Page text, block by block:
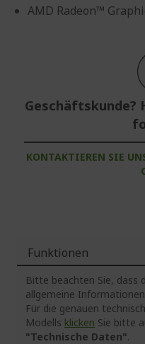
AMD Radeon™
Geschäftskunde?
KONTAKTIEREN SIE
Funktionen
Bitte beachten Sie, dass
allgemeine
Für die genauen
Modells klicken Sie bitte
"Technische Daten".